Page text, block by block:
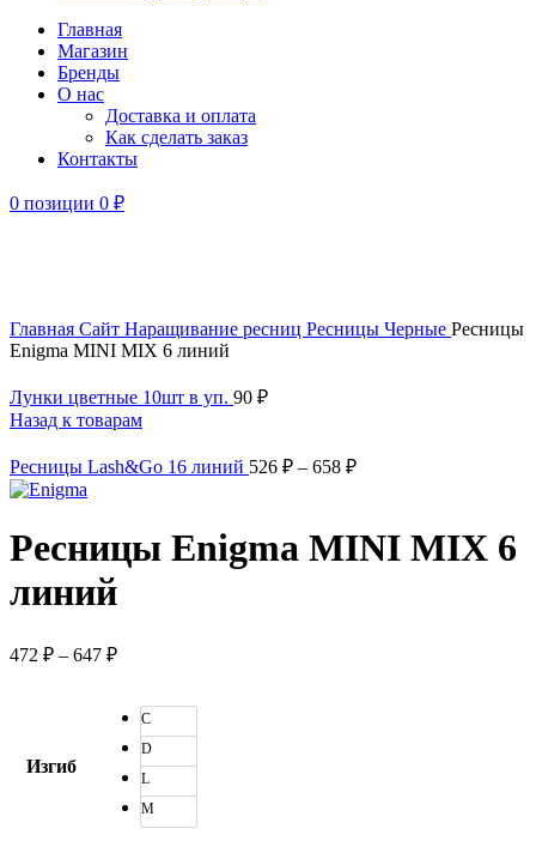
Главная
Магазин
Бренды
О нас
Доставка и оплата
Как сделать заказ
Контакты
0 позиции 0 ₽
Главная Сайт Наращивание ресниц Ресницы Черные Ресницы
Enigma MINI MIX 6 линий
Лунки цветные 10шт в уп. 90 ₽
Назад к товарам
Ресницы Lash&Go 16 линий 526 ₽ – 658 ₽
Ресницы Enigma MINI MIX 6
линий
472 ₽ – 647 ₽
Изгиб
C
D
L
M